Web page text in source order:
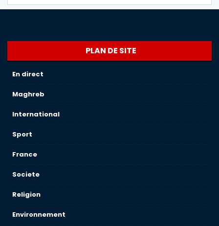
PLAN DE SITE
En direct
Maghreb
International
Sport
France
Societe
Religion
Environnement